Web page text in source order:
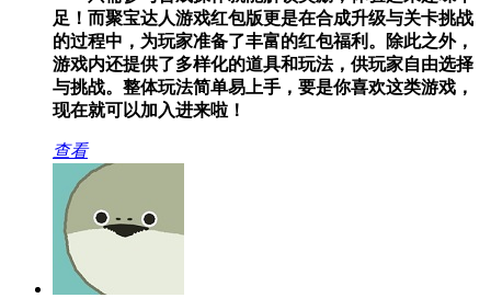
足！而聚宝达人游戏红包版更是在合成升级与关卡挑战
的过程中，为玩家准备了丰富的红包福利。除此之外，
游戏内还提供了多样化的道具和玩法，供玩家自由选择
与挑战。整体玩法简单易上手，要是你喜欢这类游戏，
现在就可以加入进来啦！
查看